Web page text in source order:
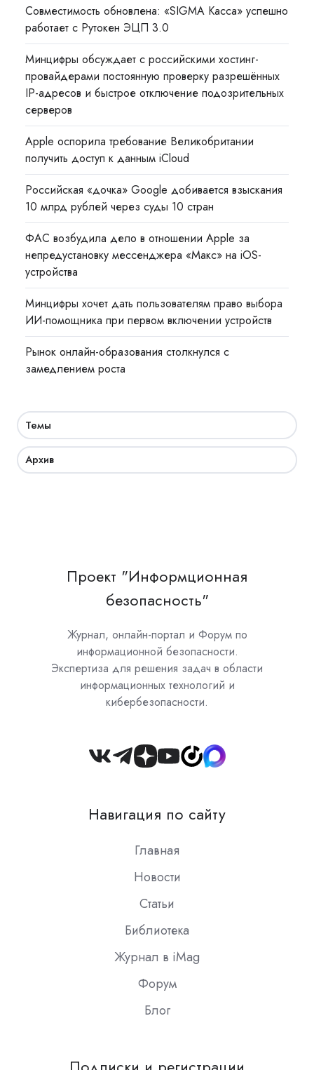
Совместимость обновлена: «SIGMA Касса» успешно
работает с Рутокен ЭЦП 3.0
Минцифры обсуждает с российскими хостинг-
провайдерами постоянную проверку разрешённых
IP-адресов и быстрое отключение подозрительных
серверов
Apple оспорила требование Великобритании
получить доступ к данным iCloud
Российская «дочка» Google добивается взыскания
10 млрд рублей через суды 10 стран
ФАС возбудила дело в отношении Apple за
непредустановку мессенджера «Макс» на iOS-
устройства
Минцифры хочет дать пользователям право выбора
ИИ-помощника при первом включении устройств
Рынок онлайн-образования столкнулся с
замедлением роста
Темы
Архив
Проект "Информционная
безопасность"
Журнал, онлайн-портал и Форум по
информационной безопасности.
Экспертиза для решения задач в области
информационных технологий и
кибербезопасности.
Join
Slack
Навигация по сайту
Главная
Новости
Статьи
Библиотека
Журнал в iMag
Форум
Блог